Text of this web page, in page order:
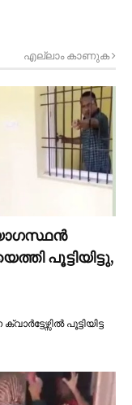
എല്ലാം കാണുക
പൂട്ടിയിട്ടു,
പൂട്ടിയിട്ട